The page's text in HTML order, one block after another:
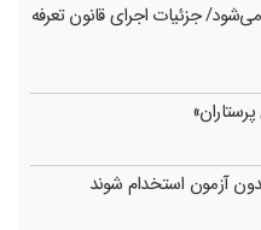
پرداخت می‌شود/ جزئیات اجرای قانون تعرفه
آزمون استخدام شوند